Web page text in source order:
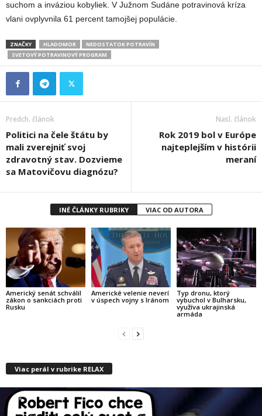
suchom a inváziou kobyliek. V Južnom Sudáne potravinová kríza
vlani ovplyvnila 61 percent tamojšej populácie.
ZNAČKY HLADOMOR
NEDOSTATOK POTRAVÍN
SVETOVÝ POTRAVINOVÝ PROGRAM
Predch. článok
Politici na čele štátu by
mali zverejniť svoj
zdravotný stav. Dozvieme
sa Matovičovu diagnózu?
Nasl. článok
Rok 2019 bol v Európe
najteplejším v histórii
meraní
INÉ ČLÁNKY RUBRIKY VIAC OD AUTORA
Americký senát schválil
zákon o sankciách proti
Rusku
Americké velenie neverí
v úspech vojny s Iránom
Typ dronu, ktorý
vybuchol v Bulharsku,
využíva ukrajinská
armáda
Viac perál v rubrike RELAX